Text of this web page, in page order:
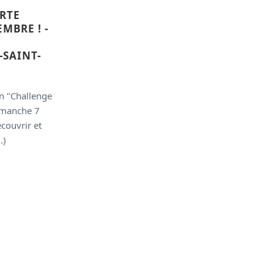
! -
SAINT-
"Challenge
7
et